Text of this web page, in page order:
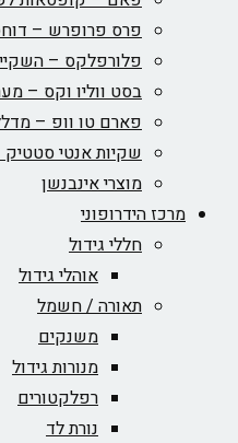
פרס פרופרש –
פלורפלקס –
בסט ווליו וקס –
פארם טו וופ –
שקיות אנטי
מוצרי אינבנשן
מרכז הידרופוני
חללי גידול
אוהלי גידול
תאורה / חשמל
משנקים
מנורות גידול
רפלקטורים
נורת לד